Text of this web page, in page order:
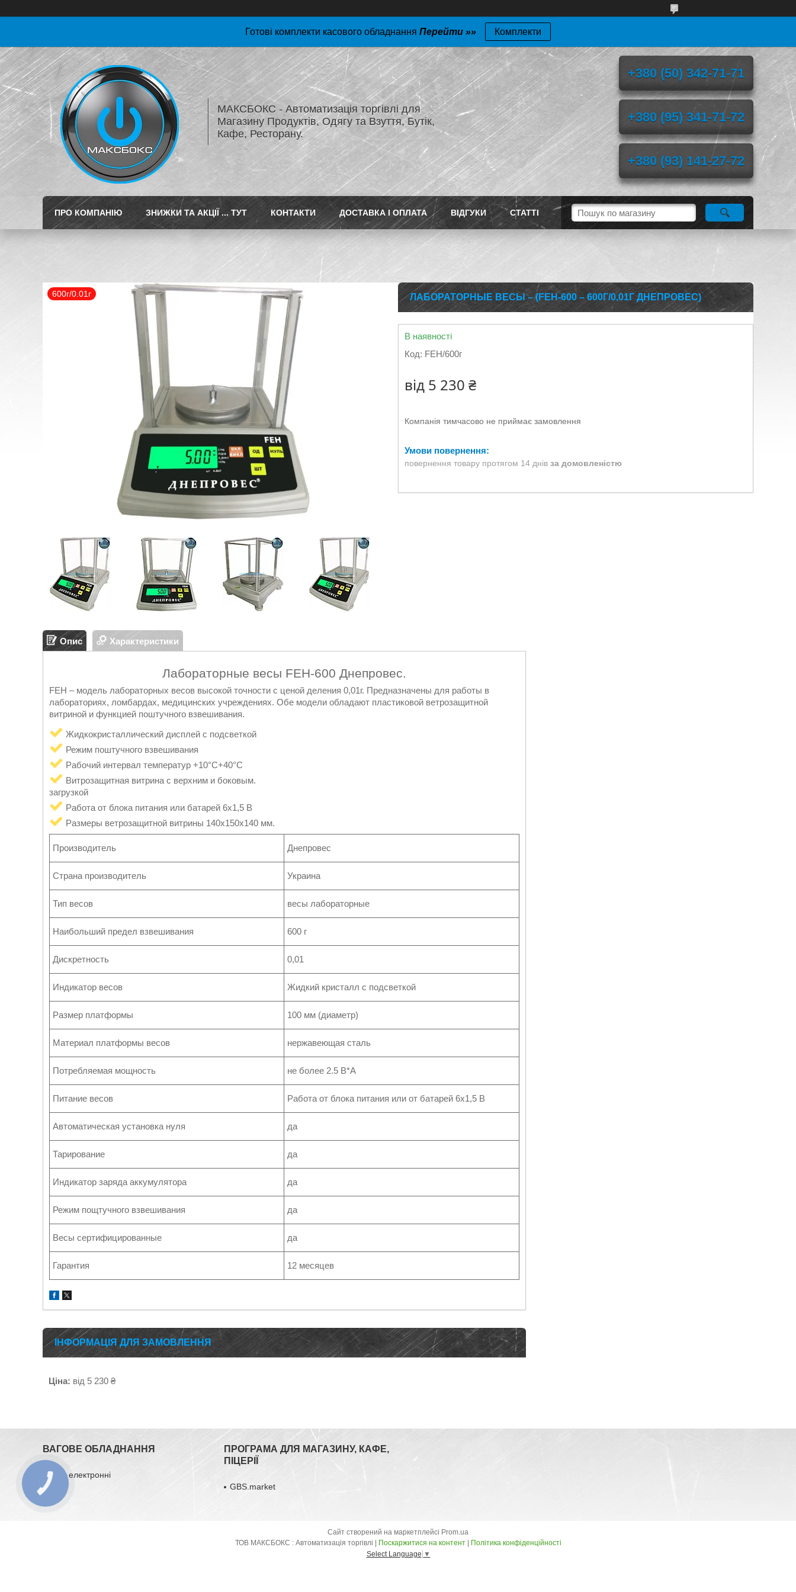
Готові комплекти касового обладнання Перейти »» Комплекти
МАКСБОКС - Автоматизація торгівлі для
Магазину Продуктів, Одягу та Взуття, Бутік,
Кафе, Ресторану.
+380 (50) 342-71-71
+380 (95) 341-71-72
+380 (93) 141-27-72
ПРО КОМПАНІЮ ЗНИЖКИ ТА АКЦІЇ ... ТУТ КОНТАКТИ ДОСТАВКА І ОПЛАТА ВІДГУКИ СТАТТІ
600г/0.01г ЛАБОРАТОРНЫЕ ВЕСЫ – (FEH-600 – 600Г/0,01Г ДНЕПРОВЕС)
В наявності
Код: FEH/600г
від 5 230 ₴
Компанія тимчасово не приймає замовлення
повернення товару протягом 14 днів за домовленістю
Опис Характеристики
Лабораторные весы FEH-600 Днепровес.
FEH – модель лабораторных весов высокой точности с ценой деления 0,01г. Предназначены для работы в
лабораториях, ломбардах, медицинских учреждениях. Обе модели обладают пластиковой ветрозащитной
витриной и функцией поштучного взвешивания.
Жидкокристаллический дисплей с подсветкой
Режим поштучного взвешивания
Рабочий интервал температур +10°C+40°C
Витрозащитная витрина с верхним и боковым.
загрузкой
Работа от блока питания или батарей 6х1,5 В
Размеры ветрозащитной витрины 140х150х140 мм.
Производитель Днепровес
Страна производитель Украина
Тип весов весы лабораторные
Наибольший предел взвешивания 600 г
Дискретность 0,01
Индикатор весов Жидкий кристалл с подсветкой
Размер платформы 100 мм (диаметр)
Материал платформы весов нержавеющая сталь
Потребляемая мощность не более 2.5 В*А
Питание весов Работа от блока питания или от батарей 6х1,5 В
Автоматическая установка нуля да
Тарирование да
Индикатор заряда аккумулятора да
Режим пощтучного взвешивания да
Весы сертифицированные да
Гарантия 12 месяцев
ІНФОРМАЦІЯ ДЛЯ ЗАМОВЛЕННЯ
Ціна: від 5 230 ₴
ВАГОВЕ ОБЛАДНАННЯ
Ваги електронні
ПРОГРАМА ДЛЯ МАГАЗИНУ, КАФЕ,
ПІЦЕРІЇ
GBS.market
Сайт створений на маркетплейсі Prom.ua
Поскаржитися на контент
Політика конфіденційності
Select Language ▼